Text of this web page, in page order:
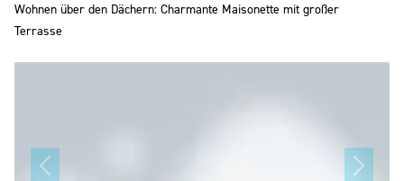
Wohnen über den Dächern: Charmante Maisonette mit großer
Terrasse